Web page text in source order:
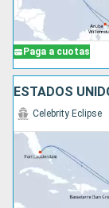
Paga a cuotas
Celebrity Eclipse